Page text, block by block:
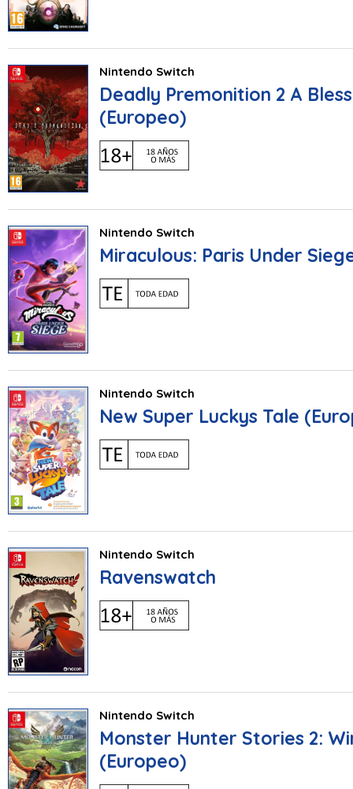
Nintendo Switch
Deadly Premonition 2 A
(Europeo)
Nintendo Switch
Miraculous: Paris Under
Nintendo Switch
New Super Luckys Tale
Nintendo Switch
Ravenswatch
Nintendo Switch
Monster Hunter Stories 2:
(Europeo)